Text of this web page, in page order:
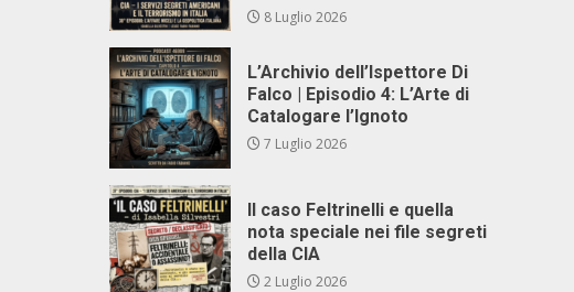
8 Luglio 2026
L’Archivio dell’Ispettore Di
Falco | Episodio 4: L’Arte di
Catalogare l’Ignoto
7 Luglio 2026
Il caso Feltrinelli e quella
nota speciale nei file segreti
della CIA
2 Luglio 2026